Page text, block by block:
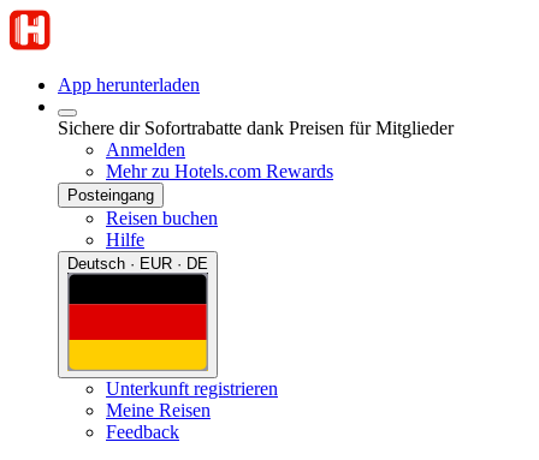
App herunterladen
Sichere dir Sofortrabatte dank Preisen für Mitglieder
Anmelden
Mehr zu Hotels.com Rewards
Posteingang
Reisen buchen
Hilfe
Deutsch · EUR · DE
Unterkunft registrieren
Meine Reisen
Feedback